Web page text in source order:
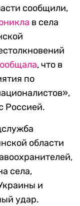
сообщили,
в села
, что в
по
Россией.
области
села,
и
удар.